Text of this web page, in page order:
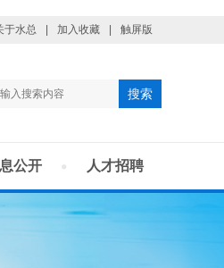
于水总 加入收藏 触屏版
人才招聘
公开